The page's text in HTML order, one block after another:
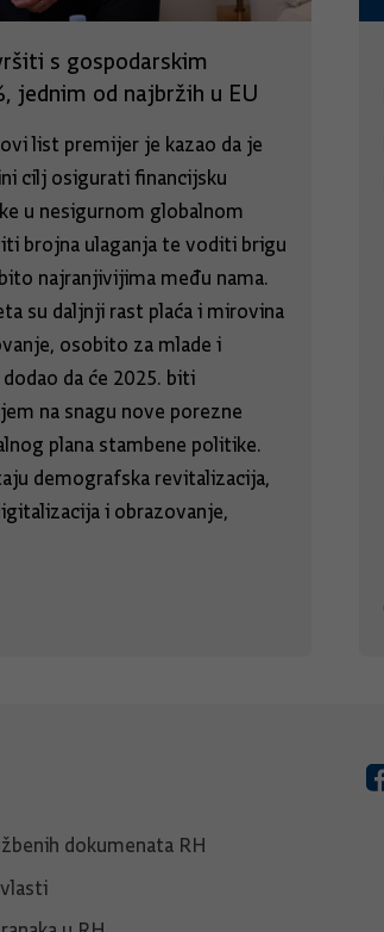
s gospodarskim
jednim od najbržih u EU
list premijer je kazao da je
cilj osigurati financijsku
u nesigurnom globalnom
brojna ulaganja te voditi brigu
najranjivijima među nama.
su daljnji rast plaća i mirovina
osobito za mlade i
da će 2025. biti
na snagu nove porezne
plana stambene politike.
demografska revitalizacija,
i obrazovanje,
dokumenata RH